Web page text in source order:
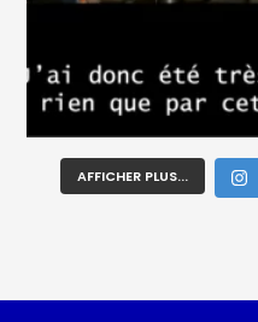
AFFICHER PLUS...